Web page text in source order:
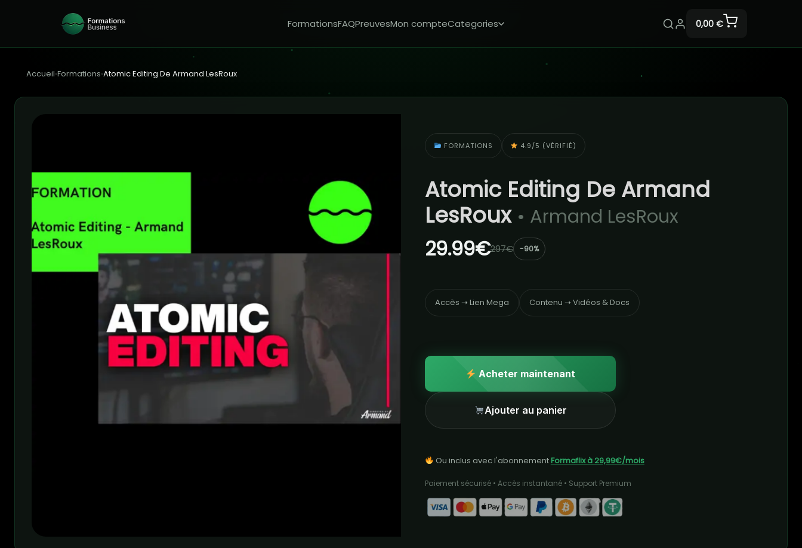
FormationsFAQPreuvesMon compteCategories 0,00 €
Accueil›Formations›Atomic Editing De Armand LesRoux
FORMATIONS 4.9/5 (VÉRIFIÉ)
Atomic Editing De Armand
LesRoux • Armand LesRoux
29.99€297€ -90%
Accès ➝ Lien Mega Contenu ➝ Vidéos & Docs
Acheter maintenant
Ajouter au panier
Ou inclus avec l'abonnementFormaflix à 29,99€/mois
Paiement sécurisé • Accès instantané • Support Premium